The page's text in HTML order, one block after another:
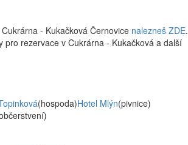
- Kukačková Černovice nalezneš ZDE.
rezervace v Cukrárna - Kukačková a další
(hospoda)Hotel Mlýn(pivnice)